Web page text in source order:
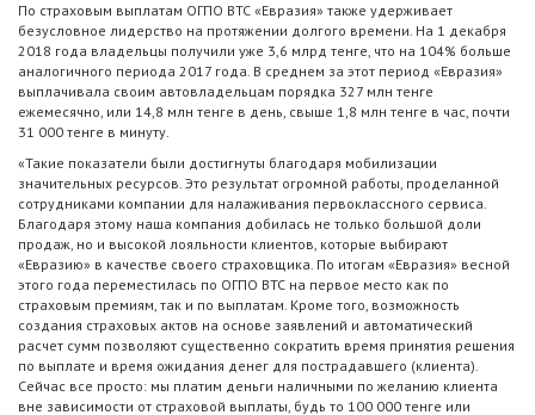
По страховым выплатам ОГПО ВТС «Евразия» также удерживает
безусловное лидерство на протяжении долгого времени. На 1 декабря
2018 года владельцы получили уже 3,6 млрд тенге, что на 104% больше
аналогичного периода 2017 года. В среднем за этот период «Евразия»
выплачивала своим автовладельцам порядка 327 млн тенге
ежемесячно, или 14,8 млн тенге в день, свыше 1,8 млн тенге в час, почти
31 000 тенге в минуту.
«Такие показатели были достигнуты благодаря мобилизации
значительных ресурсов. Это результат огромной работы, проделанной
сотрудниками компании для налаживания первоклассного сервиса.
Благодаря этому наша компания добилась не только большой доли
продаж, но и высокой лояльности клиентов, которые выбирают
«Евразию» в качестве своего страховщика. По итогам «Евразия» весной
этого года переместилась по ОГПО ВТС на первое место как по
страховым премиям, так и по выплатам. Кроме того, возможность
создания страховых актов на основе заявлений и автоматический
расчет сумм позволяют существенно сократить время принятия решения
по выплате и время ожидания денег для пострадавшего (клиента).
Сейчас все просто: мы платим деньги наличными по желанию клиента
вне зависимости от страховой выплаты, будь то 100 000 тенге или